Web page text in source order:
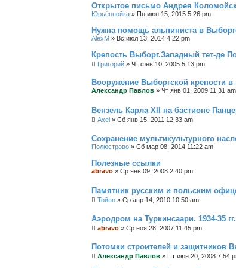
Открытое письмо Андрея
Юрьёнпойка » Пн июн 15, 2015 5:26 pm
Нужна помощь альпиниста в
AlexM » Вс июл 13, 2014 4:22 pm
Крепость Выборг.Западный тет-де
Григорий » Чт фев 10, 2005 5:13 pm
Вооружение Выборгской крепости в
Александр Павлов » Чт янв 01, 2009 11:31 am
Вензель Карла XII на бастионе
Axel » Сб янв 15, 2011 12:33 am
Сохранение мультикультурного
Полюстрово » Сб мар 08, 2014 11:22 am
Полезные ссылки
abravo » Ср янв 09, 2008 2:40 pm
Памятник русским и польским
Тойво » Ср апр 14, 2010 10:50 am
Аэродром на Туркинсаари. 1934-35 гг.
abravo » Ср ноя 28, 2007 11:45 pm
Потомки строителей и защитников
Александр Павлов » Пт июн 20, 2008 7:54